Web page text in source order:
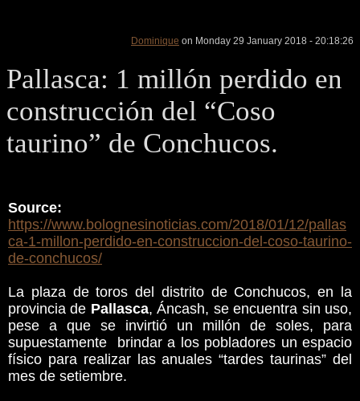
Dominique on Monday 29 January 2018 - 20:18:26
Pallasca: 1 millón perdido en
construcción del “Coso
taurino” de Conchucos.
Source:
https://www.bolognesinoticias.com/2018/01/12/pallas
ca-1-millon-perdido-en-construccion-del-coso-taurino-
de-conchucos/
La plaza de toros del distrito de Conchucos, en la
provincia de Pallasca, Áncash, se encuentra sin uso,
pese a que se invirtió un millón de soles, para
supuestamente brindar a los pobladores un espacio
físico para realizar las anuales “tardes taurinas” del
mes de setiembre.